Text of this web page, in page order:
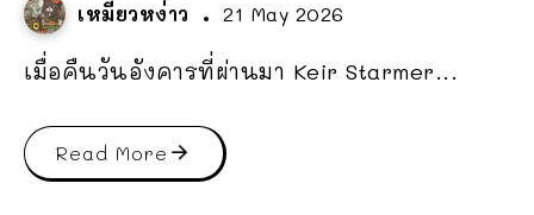
เหมียวหง่าว 21 May 2026
เมื่อคืนวันอังคารที่ผ่านมา Keir Starmer...
Read More